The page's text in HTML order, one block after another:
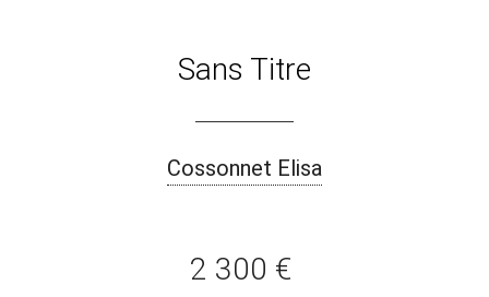
Sans Titre
Cossonnet Elisa
2 300 €